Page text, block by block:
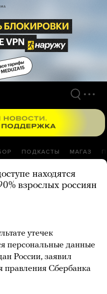
ПОДКАСТЫ МАГАЗ
находятся
взрослых россиян
утечек
персональные данные
России, заявил
правления Сбербанка